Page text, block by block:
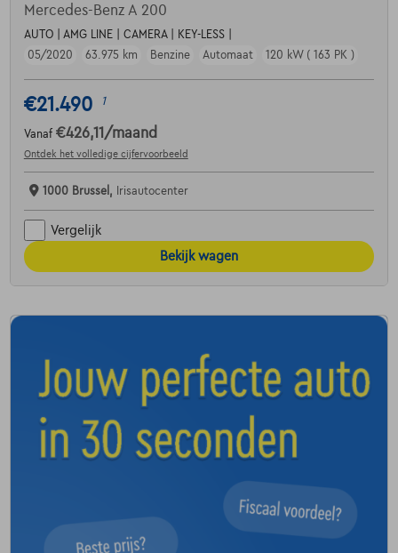
Mercedes-Benz A 200
AUTO | AMG LINE | CAMERA | KEY-LESS |
05/2020
63.975 km Benzine Automaat 120 kW ( 163 PK )
€21.490 1
Vanaf €426,11 /maand
Ontdek het volledige cijfervoorbeeld
1000 Brussel, Irisautocenter
Vergelijk
Bekijk wagen